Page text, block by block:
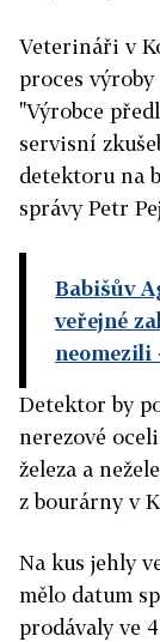
Veterináři v
proces
"Výrobce
servisní
detektoru na
správy Petr
Babišův
veřejné
neomezili
Detektor by
nerezové
železa a
z bourárny v
Na kus jehly
mělo datum
prodávaly ve